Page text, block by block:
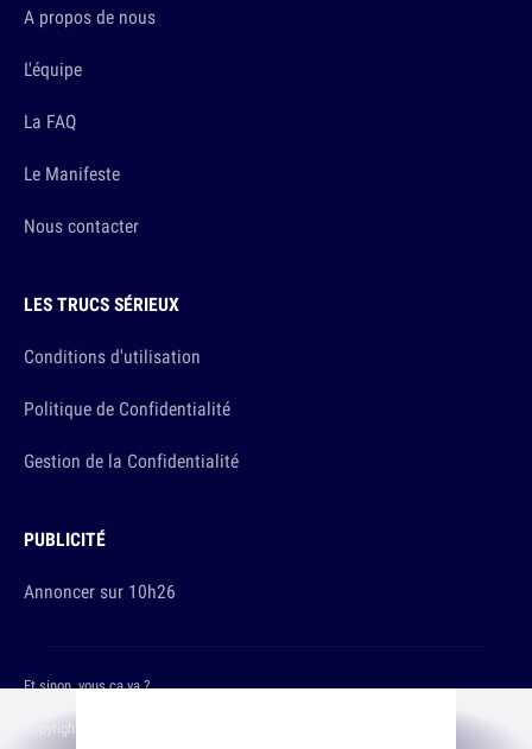
A propos de nous
L'équipe
La FAQ
Le Manifeste
Nous contacter
LES TRUCS SÉRIEUX
Conditions d'utilisation
Politique de Confidentialité
Gestion de la Confidentialité
PUBLICITÉ
Annoncer sur 10h26
Copyright © 2026 The Original Publishing Studio
Et sinon, vous ça va ?